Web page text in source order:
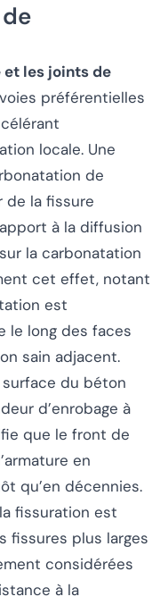
et les joints de
préférentielles
locale. Une
de
de la fissure
à la diffusion
la carbonatation
cet effet, notant
est
le long des faces
sain adjacent.
surface du béton
d’enrobage à
que le front de
en
qu’en décennies.
fissuration est
fissures plus larges
considérées
à la